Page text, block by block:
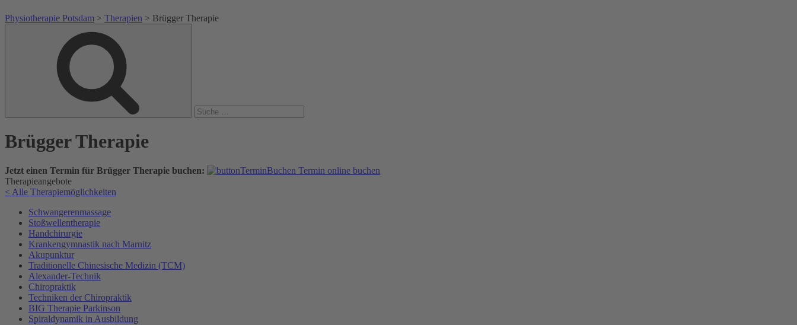
Physiotherapie Potsdam > Therapien > Brügger Therapie
Brügger Therapie
Jetzt einen Termin für Brügger Therapie buchen:
Termin online buchen
Therapieangebote
< Alle Therapiemöglichkeiten
Schwangerenmassage
Stoßwellentherapie
Handchirurgie
Krankengymnastik nach Marnitz
Akupunktur
Traditionelle Chinesische Medizin (TCM)
Alexander-Technik
Chiropraktik
Techniken der Chiropraktik
BIG Therapie Parkinson
Spiraldynamik in Ausbildung